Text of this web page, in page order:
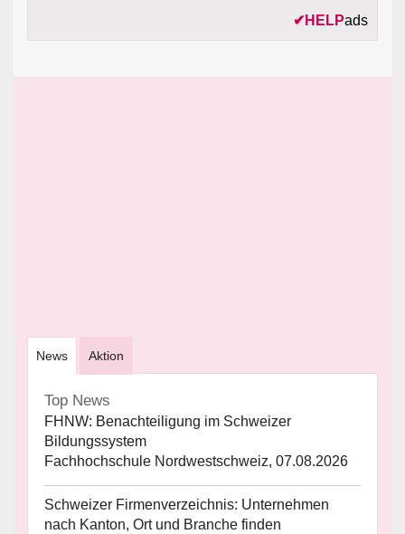
✔ HELPads
News Aktion
Top News
FHNW: Benachteiligung im Schweizer
Bildungssystem
Fachhochschule Nordwestschweiz, 07.08.2026
Schweizer Firmenverzeichnis: Unternehmen
nach Kanton, Ort und Branche finden